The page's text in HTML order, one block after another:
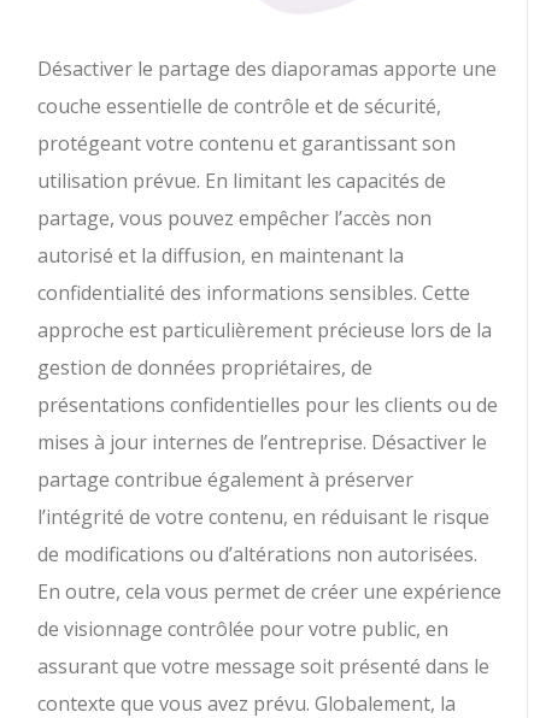
Désactiver le partage des diaporamas apporte une
couche essentielle de contrôle et de sécurité,
protégeant votre contenu et garantissant son
utilisation prévue. En limitant les capacités de
partage, vous pouvez empêcher l’accès non
autorisé et la diffusion, en maintenant la
confidentialité des informations sensibles. Cette
approche est particulièrement précieuse lors de la
gestion de données propriétaires, de
présentations confidentielles pour les clients ou de
mises à jour internes de l’entreprise. Désactiver le
partage contribue également à préserver
l’intégrité de votre contenu, en réduisant le risque
de modifications ou d’altérations non autorisées.
En outre, cela vous permet de créer une expérience
de visionnage contrôlée pour votre public, en
assurant que votre message soit présenté dans le
contexte que vous avez prévu. Globalement, la